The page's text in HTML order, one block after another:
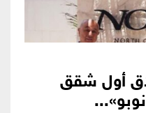
أول شقق